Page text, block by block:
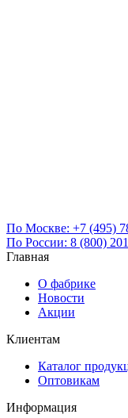
По Москве: +7 (495)
По России: 8 (800)
Главная
О фабрике
Новости
Акции
Клиентам
Каталог
Оптовикам
Информация